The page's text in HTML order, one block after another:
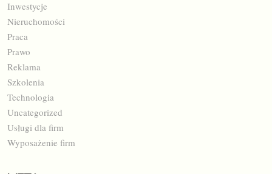
Inwestycje
Nieruchomości
Praca
Prawo
Reklama
Szkolenia
Technologia
Uncategorized
Usługi dla firm
Wyposażenie firm